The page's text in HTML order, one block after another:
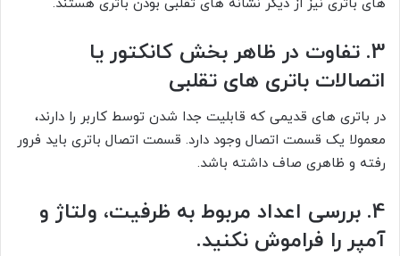
های باتری نیز از دیگر نشانه های تقلبی بودن باتری هستند.
3. تفاوت در ظاهر بخش کانکتور یا
اتصالات باتری های تقلبی
در باتری های قدیمی که قابلیت جدا شدن توسط کاربر را دارند،
معمولا یک قسمت اتصال وجود دارد. قسمت اتصال باتری باید فرور
رفته و ظاهری صاف داشته باشد.
4. بررسی اعداد مربوط به ظرفیت، ولتاژ و
آمپر را فراموش نکنید.